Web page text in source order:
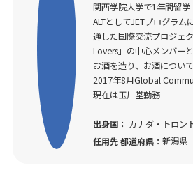
関西学院大学で1年間留
ALTとしてJETプログラム
通した国際交流プロジェ
Lovers」の中心メンバー
お酒を造り、お酒につい
2017年8月Global
現在は玉川堂勤務
出身国： カナダ・トロン
任用先 都道府県： 新潟県